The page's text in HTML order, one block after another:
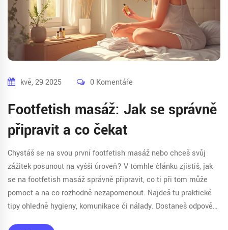
kvě, 29 2025 0 Komentáře
Footfetish masáž: Jak se správně
připravit a co čekat
Chystáš se na svou první footfetish masáž nebo chceš svůj
zážitek posunout na vyšší úroveň? V tomhle článku zjistíš, jak
se na footfetish masáž správně připravit, co ti při tom může
pomoct a na co rozhodně nezapomenout. Najdeš tu praktické
tipy ohledně hygieny, komunikace či nálady. Dostaneš odpovědi